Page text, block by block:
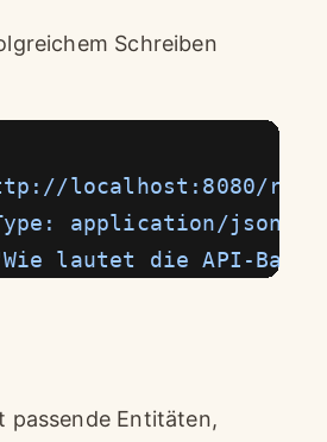
Schreiben
localhost:8080/
application/json"
lautet die API-
Entitäten,